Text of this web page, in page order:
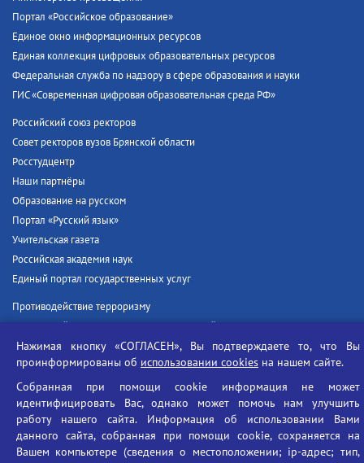
Портал «Российское образование»
Единое окно информационных ресурсов
Единая коллекция цифровых образовательных ресурсов
Федеральная служба по надзору в сфере образования и науки
ГИС «Современная цифровая образовательная среда РФ»
Российский союз ректоров
Совет ректоров вузов Брянской области
Росстудцентр
Наши партнёры
Образование на русском
Портал «Русский язык»
Учительская газета
Российская академия наук
Единый портал государственных услуг
Противодействие терроризму
Противодействие угрозам информационной безопасности
Социальные ролики - Генеральная прокуратура РФ
Противодействие коррупции
БГУ против наркотиков
Брянский государственный университет
имени академика И.Г. Петровского
Время работы: пн-пт 09:00-18:00
Нажимая кнопку «СОГЛАСЕН», Вы подтверждаете то, что Вы
проинформированы об использовании cookies на нашем сайте.
Собранная при помощи cookie информация не может
идентифицировать Вас, однако может помочь нам улучшить
работу нашего сайта. Информация об использовании Вами
данного сайта, собранная при помощи cookie, сохраняется на
Вашем компьютере (сведения о местоположении; ip-адрес; тип,